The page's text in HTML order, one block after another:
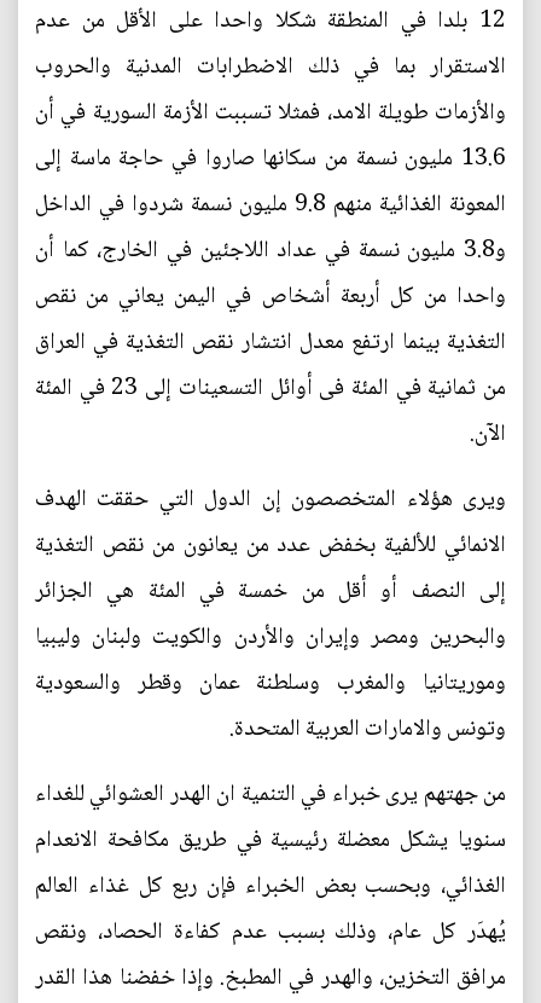
12 بلدا في المنطقة شكلا واحدا على الأقل من عدم
الاستقرار بما في ذلك الاضطرابات المدنية والحروب
والأزمات طويلة الامد، فمثلا تسببت الأزمة السورية في أن
13.6 مليون نسمة من سكانها صاروا في حاجة ماسة إلى
المعونة الغذائية منهم 9.8 مليون نسمة شردوا في الداخل
و3.8 مليون نسمة في عداد اللاجئين في الخارج، كما أن
واحدا من كل أربعة أشخاص في اليمن يعاني من نقص
التغذية بينما ارتفع معدل انتشار نقص التغذية في العراق
من ثمانية في المئة فى أوائل التسعينات إلى 23 في المئة
الآن.
ويرى هؤلاء المتخصصون إن الدول التي حققت الهدف
الانمائي للألفية بخفض عدد من يعانون من نقص التغذية
إلى النصف أو أقل من خمسة في المئة هي الجزائر
والبحرين ومصر وإيران والأردن والكويت ولبنان وليبيا
وموريتانيا والمغرب وسلطنة عمان وقطر والسعودية
وتونس والامارات العربية المتحدة.
من جهتهم يرى خبراء في التنمية ان الهدر العشوائي للغداء
سنويا يشكل معضلة رئيسية في طريق مكافحة الانعدام
الغذائي، وبحسب بعض الخبراء فإن ربع كل غذاء العالم
يُهدَر كل عام، وذلك بسبب عدم كفاءة الحصاد، ونقص
مرافق التخزين، والهدر في المطبخ. وإذا خفضنا هذا القدر